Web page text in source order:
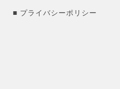
プライバシーポリシー